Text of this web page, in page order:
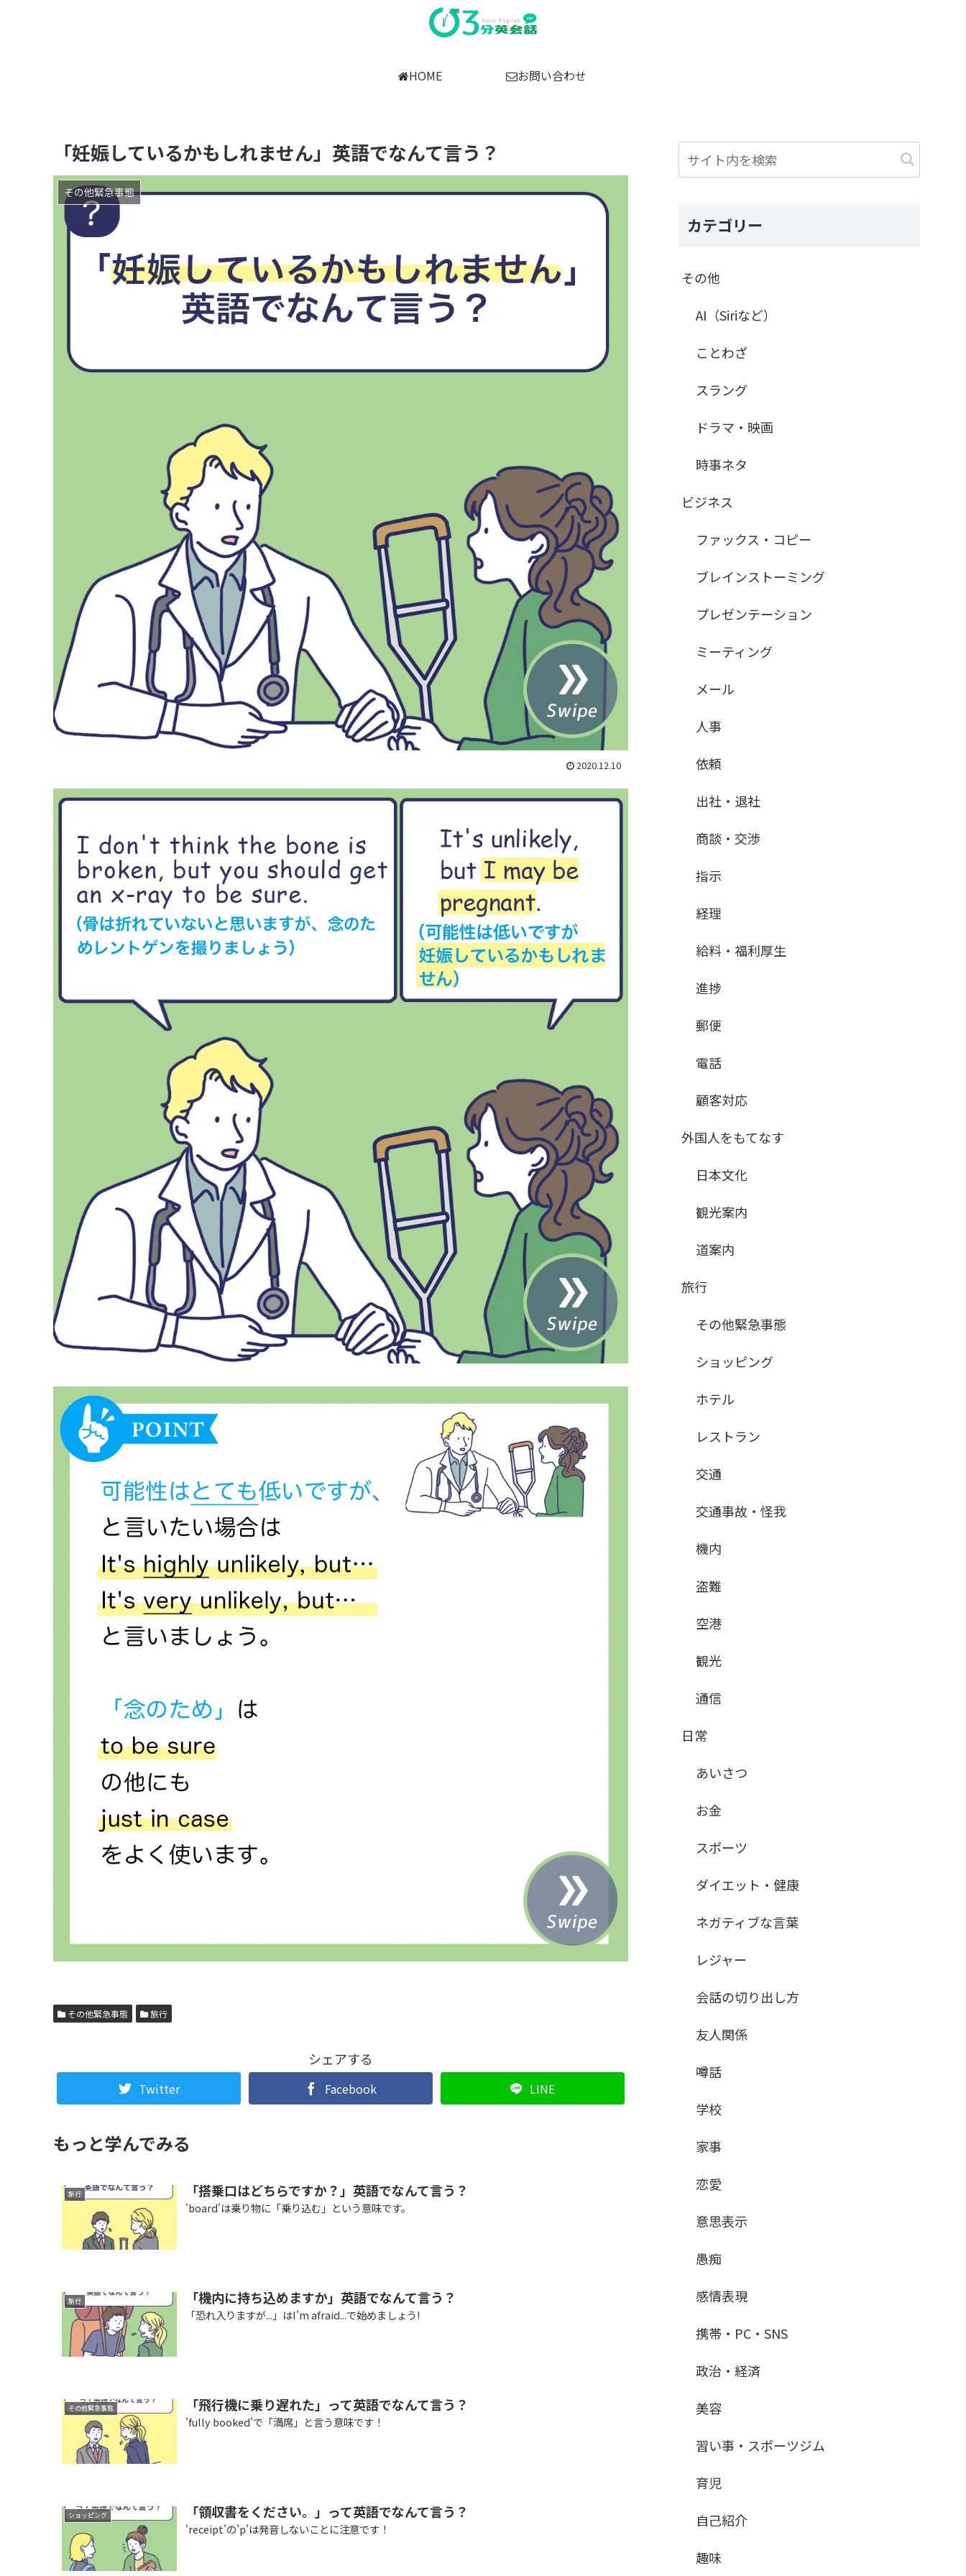
HOME お問い合わせ
「妊娠しているかもしれません」英語でなんて言う？
その他緊急事態
2020.12.10
その他緊急事態 旅行
シェアする
Twitter Facebook LINE
もっと学んでみる
旅行 「搭乗口はどちらですか？」英語でなんて言う？
'board'は乗り物に「乗り込む」という意味です。
旅行 「機内に持ち込めますか」英語でなんて言う？
「恐れ入りますが...」はI'm afraid...で始めましょう!
その他緊急事態 「飛行機に乗り遅れた」って英語でなんて言う？
'fully booked'で「満席」と言う意味です！
ショッピング 「領収書をください。」って英語でなんて言う？
'receipt'の’p’は発音しないことに注意です！
カテゴリー
その他
AI（Siriなど）
ことわざ
スラング
ドラマ・映画
時事ネタ
ビジネス
ファックス・コピー
ブレインストーミング
プレゼンテーション
ミーティング
メール
人事
依頼
出社・退社
商談・交渉
指示
経理
給料・福利厚生
進捗
郵便
電話
顧客対応
外国人をもてなす
日本文化
観光案内
道案内
旅行
その他緊急事態
ショッピング
ホテル
レストラン
交通
交通事故・怪我
機内
盗難
空港
観光
通信
日常
あいさつ
お金
スポーツ
ダイエット・健康
ネガティブな言葉
レジャー
会話の切り出し方
友人関係
噂話
学校
家事
恋愛
意思表示
愚痴
感情表現
携帯・PC・SNS
政治・経済
美容
習い事・スポーツジム
育児
自己紹介
趣味